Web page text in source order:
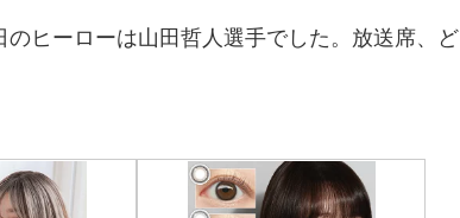
ヒーローは山田哲人選手でした。放送席、ど